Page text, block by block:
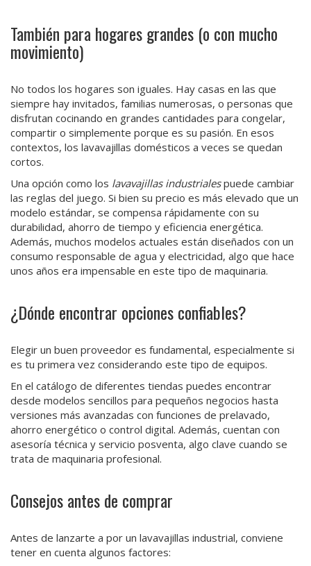
También para hogares grandes (o con mucho
movimiento)
No todos los hogares son iguales. Hay casas en las que
siempre hay invitados, familias numerosas, o personas que
disfrutan cocinando en grandes cantidades para congelar,
compartir o simplemente porque es su pasión. En esos
contextos, los lavavajillas domésticos a veces se quedan
cortos.
Una opción como los lavavajillas industrialespuede cambiar
las reglas del juego. Si bien su precio es más elevado que un
modelo estándar, se compensa rápidamente con su
durabilidad, ahorro de tiempo y eficiencia energética.
Además, muchos modelos actuales están diseñados con un
consumo responsable de agua y electricidad, algo que hace
unos años era impensable en este tipo de maquinaria.
¿Dónde encontrar opciones confiables?
Elegir un buen proveedor es fundamental, especialmente si
es tu primera vez considerando este tipo de equipos.
En el catálogo de diferentes tiendas puedes encontrar
desde modelos sencillos para pequeños negocios hasta
versiones más avanzadas con funciones de prelavado,
ahorro energético o control digital. Además, cuentan con
asesoría técnica y servicio posventa, algo clave cuando se
trata de maquinaria profesional.
Consejos antes de comprar
Antes de lanzarte a por un lavavajillas industrial, conviene
tener en cuenta algunos factores: